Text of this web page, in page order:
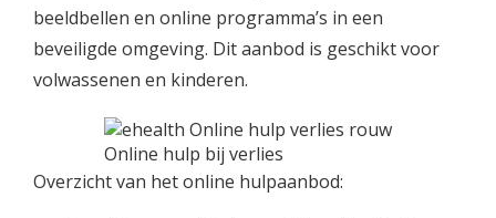
beeldbellen en online programma’s in een
beveiligde omgeving. Dit aanbod is geschikt voor
volwassenen en kinderen.
Online hulp bij verlies
Overzicht van het online hulpaanbod: